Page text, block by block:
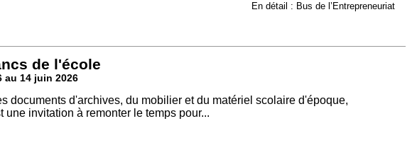
En détail : Bus de l’Entrepreneuriat
de l'école
au 14 juin 2026
documents d'archives, du mobilier et du matériel scolaire d'époque,
une invitation à remonter le temps pour...